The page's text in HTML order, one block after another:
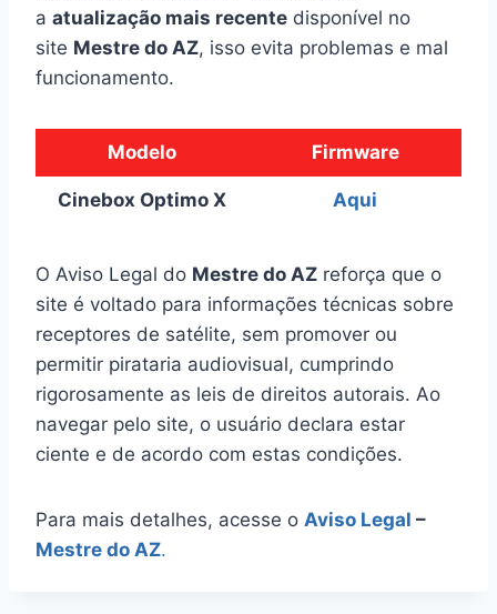
a atualização mais recente disponível no
site Mestre do AZ, isso evita problemas e mal
funcionamento.
Modelo Firmware
Cinebox Optimo X Aqui
O Aviso Legal do Mestre do AZ reforça que o
site é voltado para informações técnicas sobre
receptores de satélite, sem promover ou
permitir pirataria audiovisual, cumprindo
rigorosamente as leis de direitos autorais. Ao
navegar pelo site, o usuário declara estar
ciente e de acordo com estas condições.
Para mais detalhes, acesse o Aviso Legal –
Mestre do AZ.